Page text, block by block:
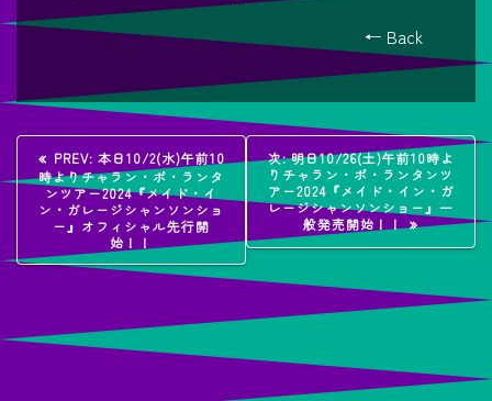
← Back
投
稿
ナ
ゲ
PREV: 過
去
の
投
稿:
本日10/2(水)午前10
時よりチャラン・ポ・ランタ
ンツアー2024『メイド・イ
ン・ガレージシャンソンショ
ー』オフィシャル先行開
始！！
次:次
の
投
稿:
明日10/26(土)午前10時よ
りチャラン・ポ・ランタンツ
アー2024『メイド・イン・ガ
レージシャンソンショー』一
般発売開始！！